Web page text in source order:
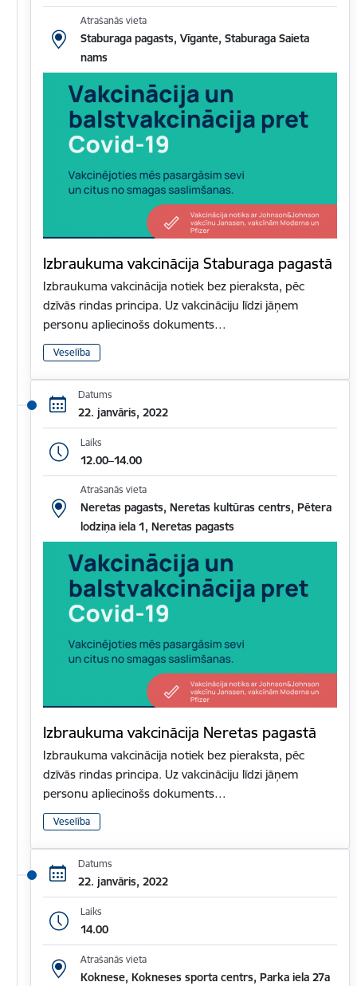
Atrašanās vieta
Staburaga pagasts, Vīgante, Staburaga Saieta
nams
Izbraukuma vakcinācija Staburaga pagastā
Izbraukuma vakcinācija notiek bez pieraksta, pēc
dzīvās rindas principa. Uz vakcināciju līdzi jāņem
personu apliecinošs dokuments…
Veselība
Datums
22. janvāris, 2022
Laiks
12.00–14.00
Atrašanās vieta
Neretas pagasts, Neretas kultūras centrs, Pētera
lodziņa iela 1, Neretas pagasts
Izbraukuma vakcinācija Neretas pagastā
Izbraukuma vakcinācija notiek bez pieraksta, pēc
dzīvās rindas principa. Uz vakcināciju līdzi jāņem
personu apliecinošs dokuments…
Veselība
Datums
22. janvāris, 2022
Laiks
14.00
Atrašanās vieta
Koknese, Kokneses sporta centrs, Parka iela 27a